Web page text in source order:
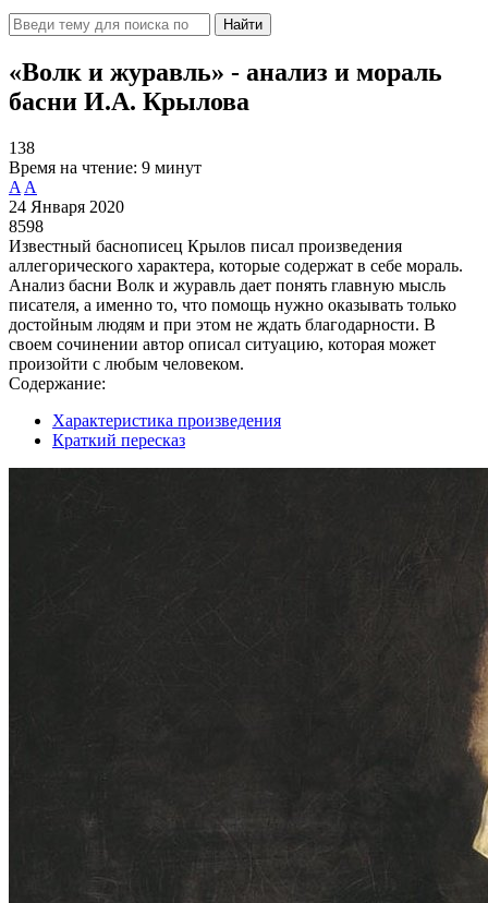
Найти
«Волк и журавль» - анализ и мораль
басни И.А. Крылова
138
Время на чтение: 9 минут
A A
24 Января 2020
8598
Известный баснописец Крылов писал произведения
аллегорического характера, которые содержат в себе мораль.
Анализ басни Волк и журавль дает понять главную мысль
писателя, а именно то, что помощь нужно оказывать только
достойным людям и при этом не ждать благодарности. В
своем сочинении автор описал ситуацию, которая может
произойти с любым человеком.
Содержание:
Характеристика произведения
Краткий пересказ